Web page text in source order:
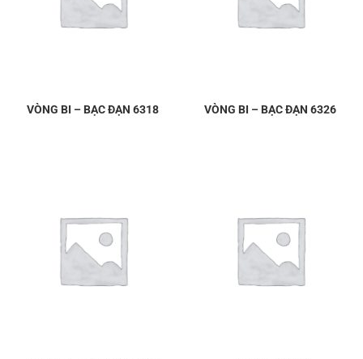
VÒNG BI – BẠC ĐẠN 6318 VÒNG BI – BẠC ĐẠN 6326